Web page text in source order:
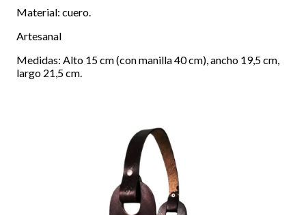
Material: cuero.
Artesanal
Medidas: Alto 15 cm (con manilla 40 cm), ancho 19,5 cm,
largo 21,5 cm.